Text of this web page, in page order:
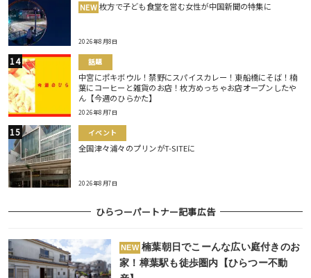
NEW 枚方で子ども食堂を営む女性が中国新聞の特集に
2026年8月8日
話題
中宮にポキボウル！禁野にスパイスカレー！東船橋にそば！楠
葉にコーヒーと雑貨のお店！枚方めっちゃお店オープンしたや
ん【今週のひらかた】
2026年8月7日
イベント
全国津々浦々のプリンがT-SITEに
2026年8月7日
ひらつーパートナー記事広告
NEW 楠葉朝日でこーんな広い庭付きのお
家！樟葉駅も徒歩圏内【ひらつー不動